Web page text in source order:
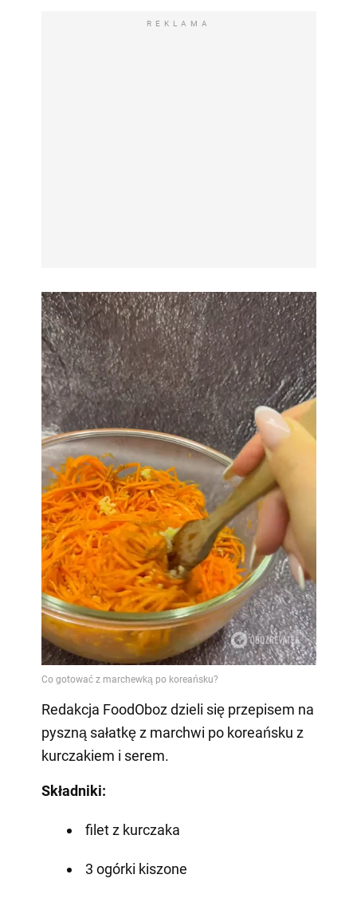
REKLAMA
Redakcja FoodOboz dzieli się przepisem na
pyszną sałatkę z marchwi po koreańsku z
kurczakiem i serem.
Składniki:
filet z kurczaka
3 ogórki kiszone